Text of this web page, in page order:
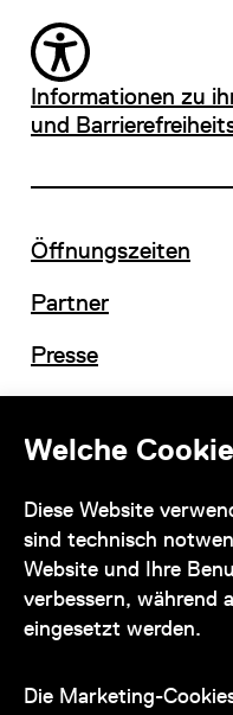
Welche
Diese Website
sind technisch
Website und Ihre
verbessern, während
eingesetzt werden.
Die Marketing-
Informationen zu
und
Öffnungszeiten
Partner
Presse
Kontakt
auch telefonisch